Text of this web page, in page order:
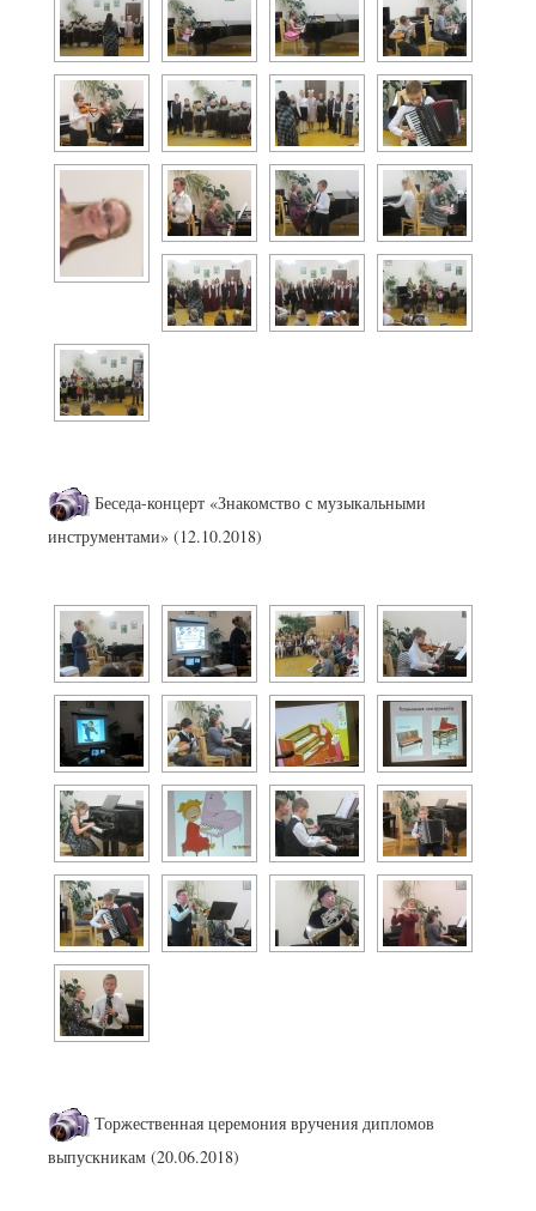
Беседа-концерт «Знакомство с музыкальными
инструментами» (12.10.2018)
Торжественная церемония вручения дипломов
выпускникам (20.06.2018)